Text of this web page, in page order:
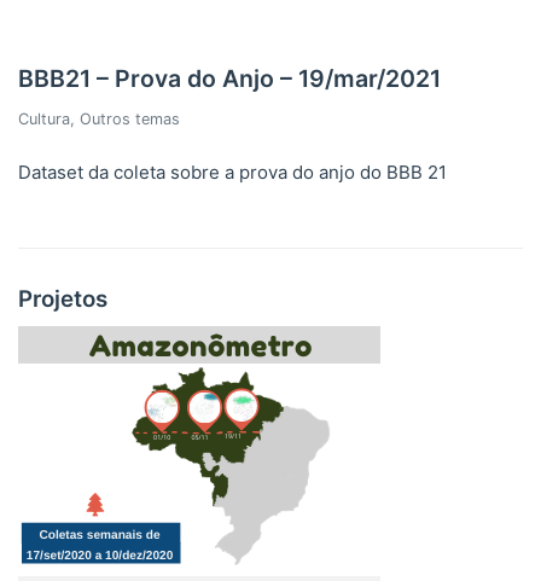
BBB21 – Prova do Anjo – 19/mar/2021
Cultura, Outros temas
Dataset da coleta sobre a prova do anjo do BBB 21
Projetos